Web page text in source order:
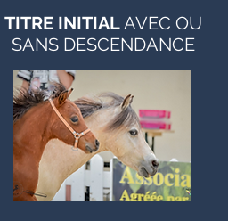
TITRE INITIALAVEC OU
SANS DESCENDANCE